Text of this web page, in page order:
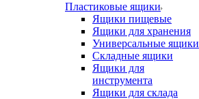
Пластиковые ящики
Ящики пищевые
Ящики для хранения
Универсальные ящики
Складные ящики
Ящики для
инструмента
Ящики для склада